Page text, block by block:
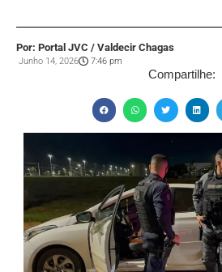
Por: Portal JVC / Valdecir Chagas
Junho 14, 2026 7:46 pm
Compartilhe: